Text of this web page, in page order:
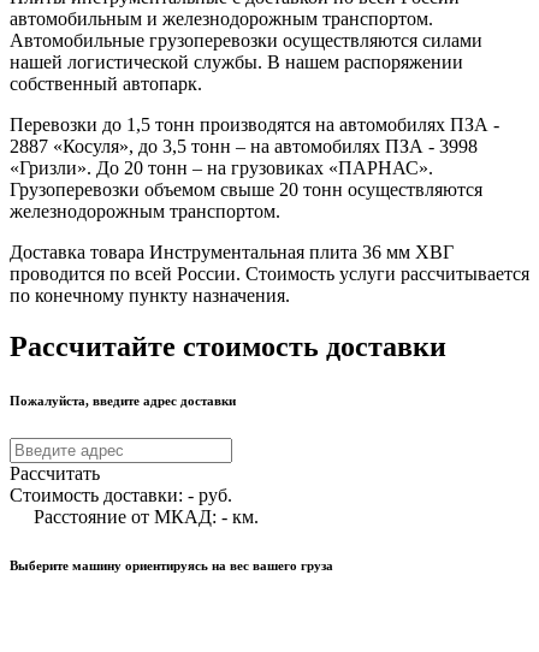
автомобильным и железнодорожным транспортом.
Автомобильные грузоперевозки осуществляются силами
нашей логистической службы. В нашем распоряжении
собственный автопарк.
Перевозки до 1,5 тонн производятся на автомобилях ПЗА -
2887 «Косуля», до 3,5 тонн – на автомобилях ПЗА - 3998
«Гризли». До 20 тонн – на грузовиках «ПАРНАС».
Грузоперевозки объемом свыше 20 тонн осуществляются
железнодорожным транспортом.
Доставка товара Инструментальная плита 36 мм ХВГ
проводится по всей России. Стоимость услуги рассчитывается
по конечному пункту назначения.
Рассчитайте стоимость доставки
Пожалуйста, введите адрес доставки
Рассчитать
Стоимость доставки: - руб.
Расстояние от МКАД: - км.
Выберите машину ориентируясь на вес вашего груза